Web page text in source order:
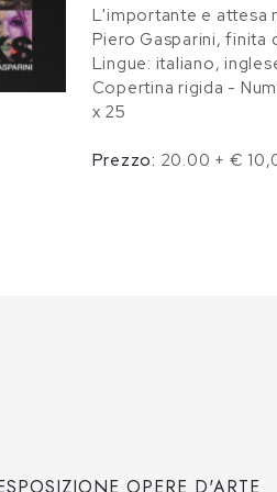
L'importante e attesa
Piero Gasparini, finita
Lingue: italiano,
Copertina rigida -
x 25
Prezzo: 20.00 + €
OPERE D'ARTE